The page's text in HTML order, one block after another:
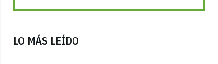
LO MÁS LEÍDO